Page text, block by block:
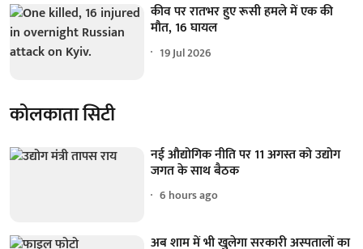
कीव पर रातभर हुए रूसी हमले में एक की
मौत, 16 घायल
19 Jul 2026
कोलकाता सिटी
नई औद्योगिक नीति पर 11 अगस्त को उद्योग
जगत के साथ बैठक
6 hours ago
अब शाम में भी खुलेगा सरकारी अस्पतालों का